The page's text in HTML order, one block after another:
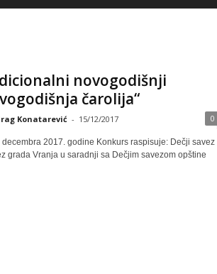
novogodišnji
čarolija“
Konatarević - 15/12/2017 0
2017. godine Konkurs raspisuje: Dečji savez
grada Vranja u saradnji sa Dečjim savezom opštine